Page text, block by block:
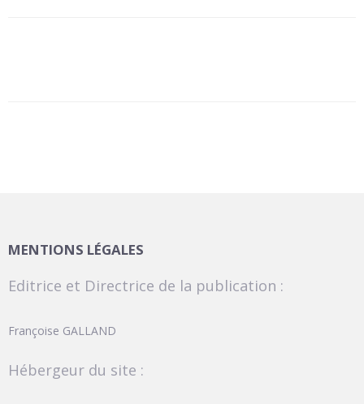
MENTIONS LÉGALES
Editrice et Directrice de la publication :
Françoise GALLAND
Hébergeur du site :